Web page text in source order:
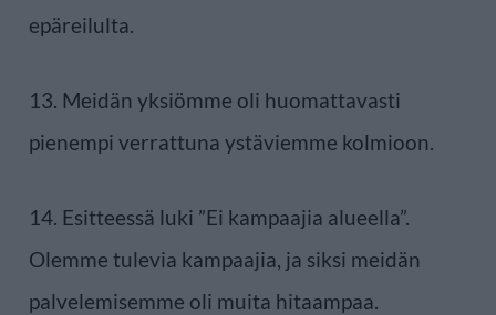
epäreilulta.
13. Meidän yksiömme oli huomattavasti
pienempi verrattuna ystäviemme kolmioon.
14. Esitteessä luki ”Ei kampaajia alueella”.
Olemme tulevia kampaajia, ja siksi meidän
palvelemisemme oli muita hitaampaa.